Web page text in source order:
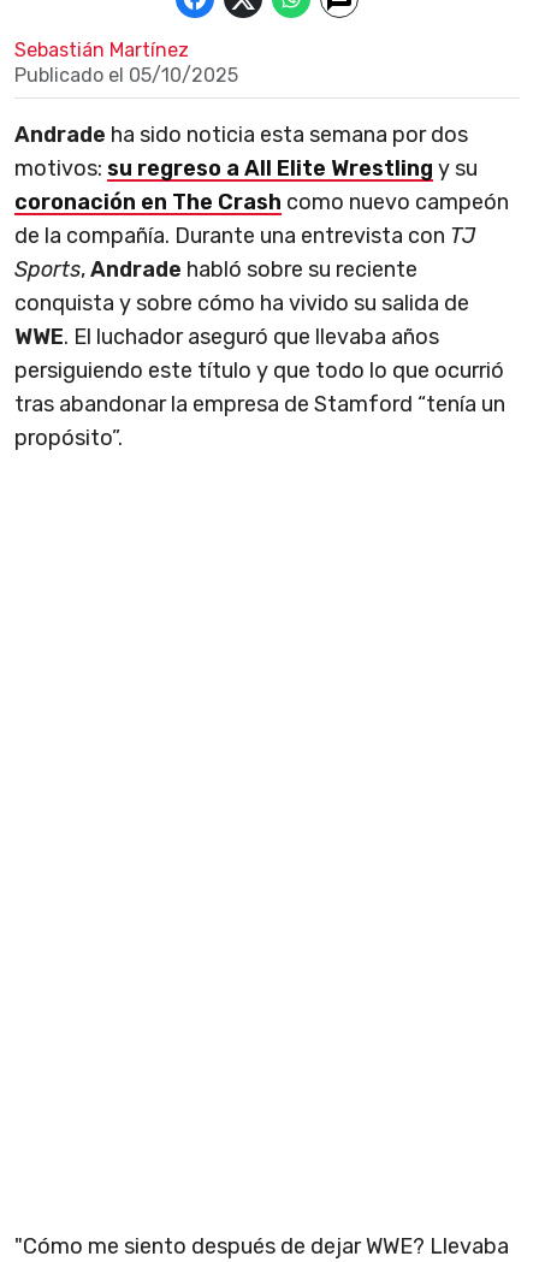
Sebastián Martínez
Publicado el 05/10/2025
Andrade ha sido noticia esta semana por dos
motivos: su regreso a All Elite Wrestling y su
coronación en The Crash como nuevo campeón
de la compañía. Durante una entrevista con TJ
Sports,Andrade habló sobre su reciente
conquista y sobre cómo ha vivido su salida de
WWE. El luchador aseguró que llevaba años
persiguiendo este título y que todo lo que ocurrió
tras abandonar la empresa de Stamford “tenía un
propósito”.
"Cómo me siento después de dejar WWE? Llevaba